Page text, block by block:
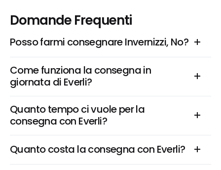
Domande Frequenti
Posso farmi consegnare Invernizzi, No?
Come funziona la consegna in
giornata di Everli?
Quanto tempo ci vuole per la
consegna con Everli?
Quanto costa la consegna con Everli?